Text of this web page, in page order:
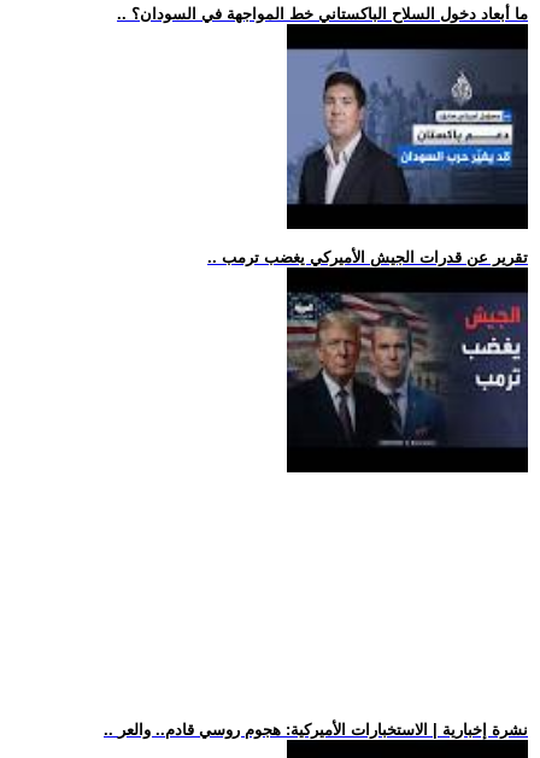
.. ما أبعاد دخول السلاح الباكستاني خط المواجهة في السودان؟
.. تقرير عن قدرات الجيش الأميركي يغضب ترمب
.. نشرة إخبارية | الاستخبارات الأميركية: هجوم روسي قادم.. والعر